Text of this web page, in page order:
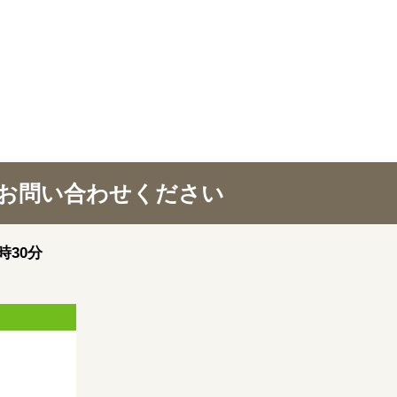
問い合わせください
30分